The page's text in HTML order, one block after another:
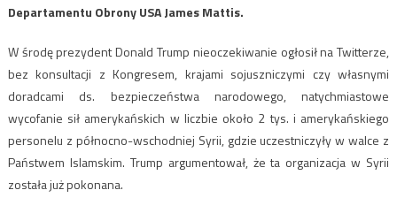
Departamentu Obrony USA James Mattis.
W środę prezydent Donald Trump nieoczekiwanie ogłosił na Twitterze,
bez konsultacji z Kongresem, krajami sojuszniczymi czy własnymi
doradcami ds. bezpieczeństwa narodowego, natychmiastowe
wycofanie sił amerykańskich w liczbie około 2 tys. i amerykańskiego
personelu z północno-wschodniej Syrii, gdzie uczestniczyły w walce z
Państwem Islamskim. Trump argumentował, że ta organizacja w Syrii
została już pokonana.